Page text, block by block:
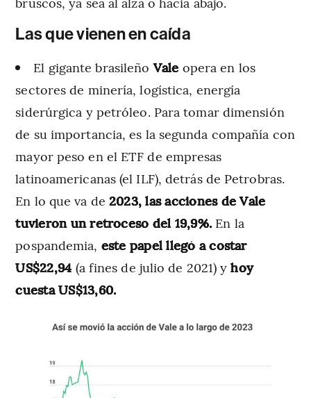
Las que vienen en caída
El gigante brasileñoVale opera en los
sectores de minería, logística, energía
siderúrgica y petróleo. Para tomar dimensión
de su importancia, es la segunda compañía con
mayor peso en el ETF de empresas
latinoamericanas (el ILF), detrás de Petrobras.
En lo que va de 2023, las acciones de Vale
tuvieron un retroceso del 19,9%. En la
pospandemia, este papel llegó a costar
US$22,94 (a fines de julio de 2021) yhoy
cuesta US$13,60.